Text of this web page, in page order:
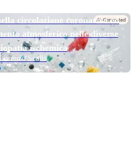
circolazione coronarica ed
atmosferico nelle diverse
ischemica
Scalia